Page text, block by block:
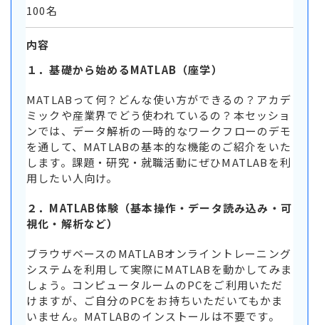
100名
内容
１．基礎から始めるMATLAB（座学）
MATLABって何？どんな使い方ができるの？アカデ
ミックや産業界でどう使われているの？本セッショ
ンでは、データ解析の一時的なワークフローのデモ
を通して、MATLABの基本的な機能のご紹介をいた
します。課題・研究・就職活動にぜひMATLABを利
用したい人向け。
２．MATLAB体験（基本操作・データ読み込み・可
視化・解析など）
ブラウザベースのMATLABオンライントレーニング
システムを利用して実際にMATLABを動かしてみま
しょう。コンピュータルームのPCをご利用いただ
けますが、ご自分のPCをお持ちいただいてもかま
いません。MATLABのインストールは不要です。